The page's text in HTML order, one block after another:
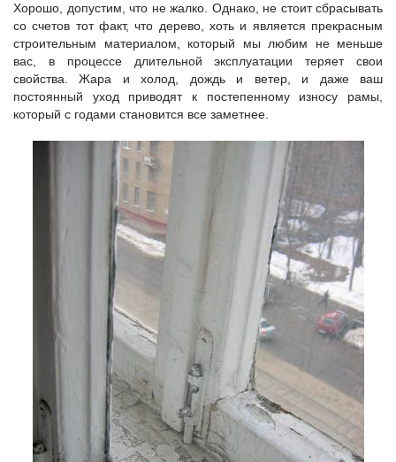
Хорошо, допустим, что не жалко. Однако, не стоит сбрасывать
со счетов тот факт, что дерево, хоть и является прекрасным
строительным материалом, который мы любим не меньше
вас, в процессе длительной эксплуатации теряет свои
свойства. Жара и холод, дождь и ветер, и даже ваш
постоянный уход приводят к постепенному износу рамы,
который с годами становится все заметнее.